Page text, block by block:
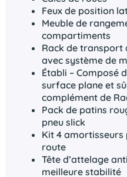
Feux de position
Meuble de
compartiments
Rack de transport
avec système de
Établi – Composé
surface plane et
complément de
Pack de patins
pneu slick
Kit 4 amortisseurs
route
Tête d’attelage
meilleure stabilité